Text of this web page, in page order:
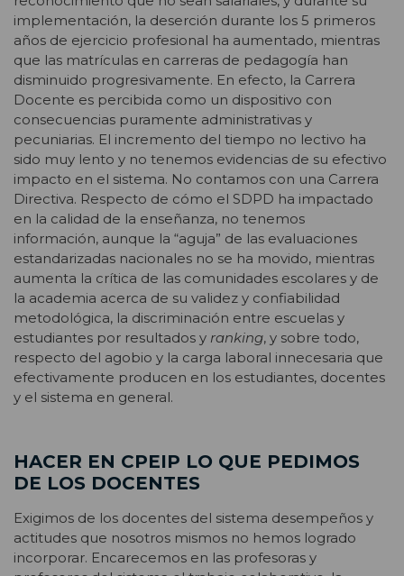
implementación, la deserción durante los 5 primeros
años de ejercicio profesional ha aumentado, mientras
que las matrículas en carreras de pedagogía han
disminuido progresivamente. En efecto, la Carrera
Docente es percibida como un dispositivo con
consecuencias puramente administrativas y
pecuniarias. El incremento del tiempo no lectivo ha
sido muy lento y no tenemos evidencias de su efectivo
impacto en el sistema. No contamos con una Carrera
Directiva. Respecto de cómo el SDPD ha impactado
en la calidad de la enseñanza, no tenemos
información, aunque la “aguja” de las evaluaciones
estandarizadas nacionales no se ha movido, mientras
aumenta la crítica de las comunidades escolares y de
la academia acerca de su validez y confiabilidad
metodológica, la discriminación entre escuelas y
estudiantes por resultados y ranking, y sobre todo,
respecto del agobio y la carga laboral innecesaria que
efectivamente producen en los estudiantes, docentes
y el sistema en general.
HACER EN CPEIP LO QUE PEDIMOS
DE LOS DOCENTES
Exigimos de los docentes del sistema desempeños y
actitudes que nosotros mismos no hemos logrado
incorporar. Encarecemos en las profesoras y